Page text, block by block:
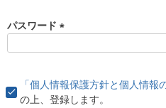
パスワード
)
「個人情報保護方針と個人情報
の上、登録します。